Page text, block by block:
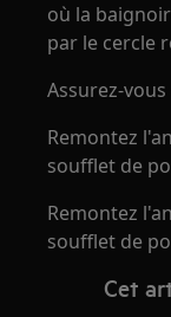
où la
par le cercle
Assurez-
Remontez
soufflet de
Remontez
soufflet de
Cet